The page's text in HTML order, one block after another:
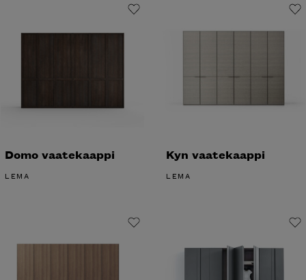
Domo vaatekaappi
LEMA
Kyn vaatekaappi
LEMA